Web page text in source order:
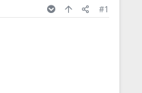
#1